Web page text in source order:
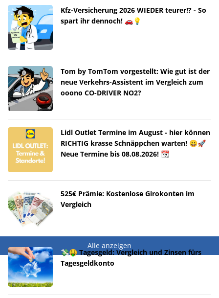
Kfz-Versicherung 2026 WIEDER teurer!? - So
spart ihr dennoch! 🚗💡
Tom by TomTom vorgestellt: Wie gut ist der
neue Verkehrs-Assistent im Vergleich zum
ooono CO-DRIVER NO2?
Lidl Outlet Termine im August - hier können
RICHTIG krasse Schnäppchen warten! 😀🚀
Neue Termine bis 08.08.2026! 📆
525€ Prämie: Kostenlose Girokonten im
Vergleich
Alle anzeigen
💸🤑 Tagesgeld: Vergleich und Zinsen fürs
Tagesgeldkonto